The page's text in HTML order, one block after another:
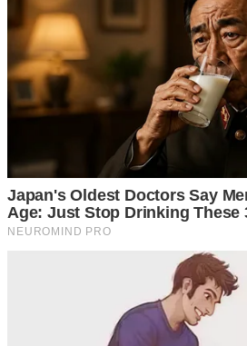
เตรียมขวดพลาสติกขนาดพอดี ให้เลือ
ความสะดวกในการจัดหาและไม่ต้อง
สะอาดดีนำมาผึ่งแดดให้แห้ง (ให้เลือ
ความเย็นได้ดีเพราะเราจะนำเก็บในช่